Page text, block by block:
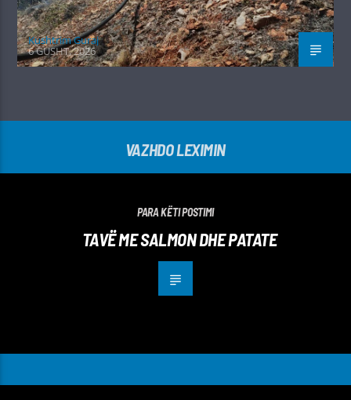
Kushtrim Guraj
6 GUSHT, 2026
VAZHDO LEXIMIN
PARA KËTI POSTIMI
TAVË ME SALMON DHE PATATE